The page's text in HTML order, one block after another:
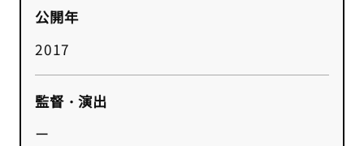
公開年
2017
監督・演出
ー